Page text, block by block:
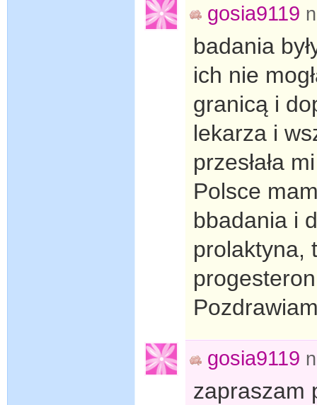
gosia9119
badania
ich nie
granicą i
lekarza i
przesłała
Polsce
bbadania i
prolaktyna,
gosia9119
zapraszam